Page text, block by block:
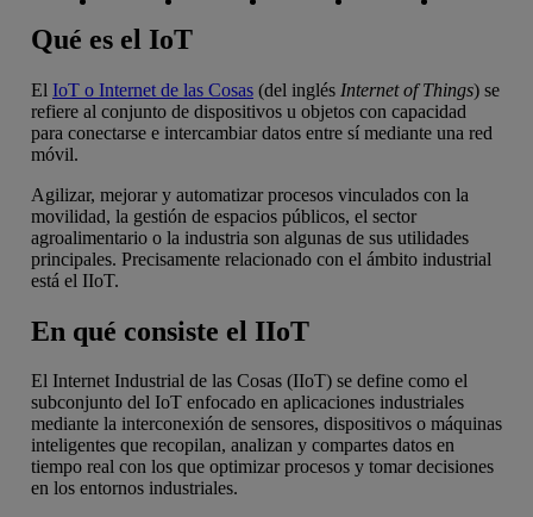
Qué es el IoT
El IoT o Internet de las Cosas (del inglés Internet of Things) se
refiere al conjunto de dispositivos u objetos con capacidad
para conectarse e intercambiar datos entre sí mediante una red
móvil.
Agilizar, mejorar y automatizar procesos vinculados con la
movilidad, la gestión de espacios públicos, el sector
agroalimentario o la industria son algunas de sus utilidades
principales. Precisamente relacionado con el ámbito industrial
está el IIoT.
En qué consiste el IIoT
El Internet Industrial de las Cosas (IIoT) se define como el
subconjunto del IoT enfocado en aplicaciones industriales
mediante la interconexión de sensores, dispositivos o máquinas
inteligentes que recopilan, analizan y compartes datos en
tiempo real con los que optimizar procesos y tomar decisiones
en los entornos industriales.